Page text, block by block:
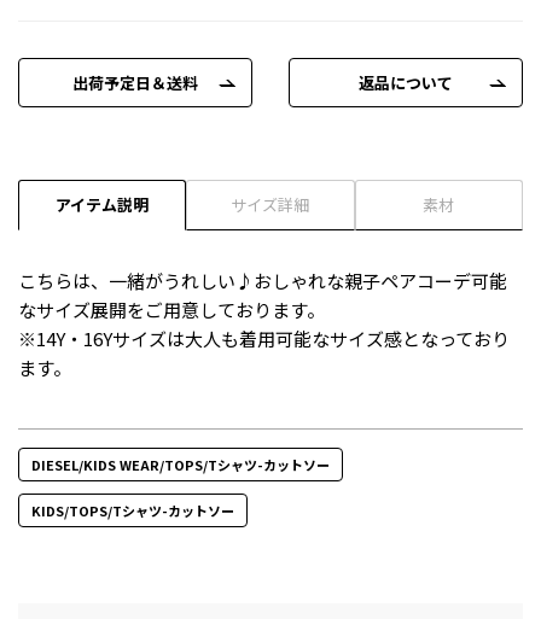
出荷予定日＆送料 返品について
アイテム説明 サイズ詳細 素材
こちらは、一緒がうれしい♪おしゃれな親子ペアコーデ可能
なサイズ展開をご用意しております。
※14Y・16Yサイズは大人も着用可能なサイズ感となっており
ます。
DIESEL/KIDS WEAR/TOPS/Tシャツ-カットソー
KIDS/TOPS/Tシャツ-カットソー